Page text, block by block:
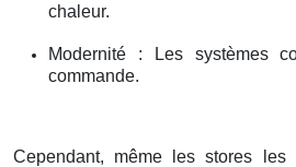
chaleur.
Modernité : Les systèmes
commande.
Cependant, même les stores les